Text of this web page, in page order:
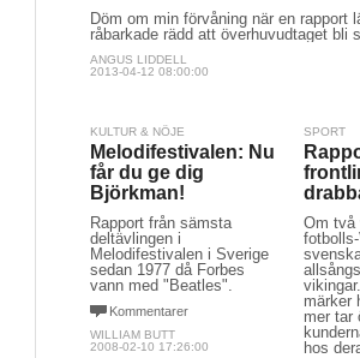
Döm om min förvåning när en
råbarkade rädd att överhuvudtaget bli
ANGUS LIDDELL
2013-04-12 08:00:00
KULTUR & NÖJE
Melodifestivalen: Nu
får du ge dig
Björkman!
Rapport från sämsta
deltävlingen i
Melodifestivalen i Sverige
sedan 1977 då Forbes
vann med "Beatles".
Kommentarer
WILLIAM BUTT
2008-02-10 17:26:00
SPORT
Om två
märker
mer tar
hos